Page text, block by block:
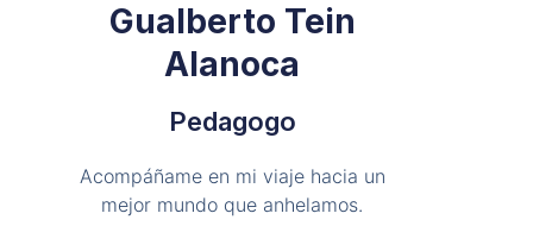
Gualberto Tein
Alanoca
Pedagogo
Acompáñame en mi viaje hacia un
mejor mundo que anhelamos.